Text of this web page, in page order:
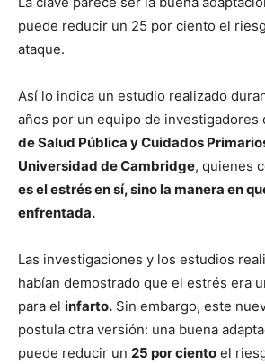
puede reducir un 25 por ciento el
ataque.
Así lo indica un estudio realizado
años por un equipo de investigadores
de Salud Pública y Cuidados
Universidad de Cambridge, quienes
es el estrés en sí, sino la manera en
enfrentada.
Las investigaciones y los estudios
habían demostrado que el estrés era
para el infarto. Sin embargo, este
postula otra versión: una buena
puede reducir un 25 por ciento el